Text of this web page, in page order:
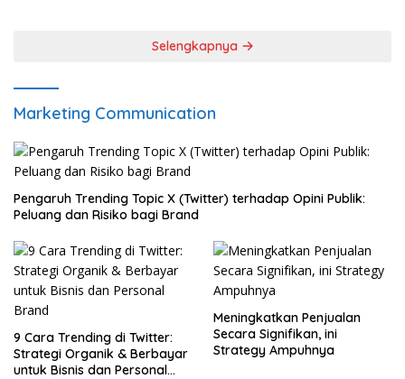
Selengkapnya
Marketing Communication
Pengaruh Trending Topic X (Twitter) terhadap Opini Publik:
Peluang dan Risiko bagi Brand
9 Cara Trending di Twitter:
Strategi Organik & Berbayar
untuk Bisnis dan Personal
Meningkatkan Penjualan
Secara Signifikan, ini
Strategy Ampuhnya